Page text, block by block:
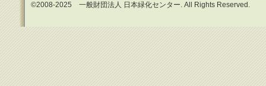
©2008-2025 一般財団法人 日本緑化センター. All Rights Reserved.